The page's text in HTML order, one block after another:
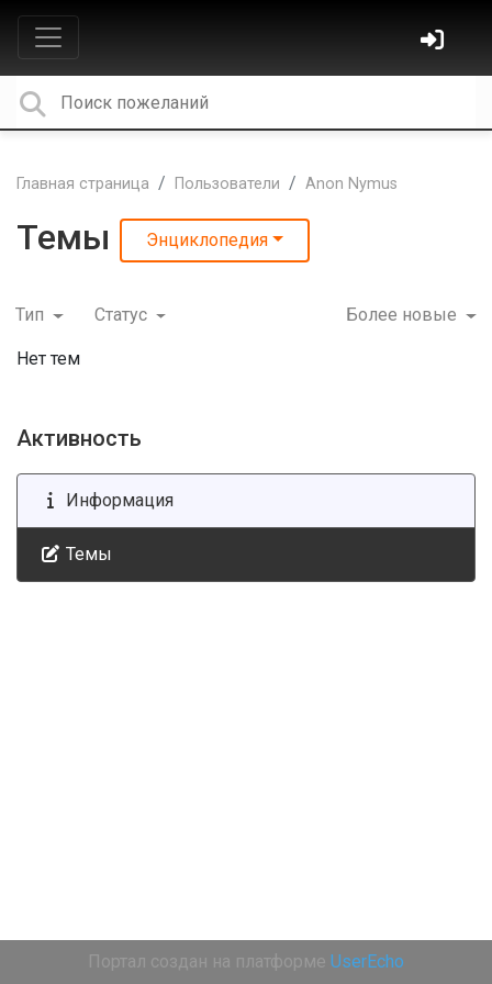
Главная страница Пользователи Anon Nymus
Темы Энциклопедия
Тип Статус Более новые
Нет тем
Активность
Информация
Темы
Портал создан на платформе UserEcho